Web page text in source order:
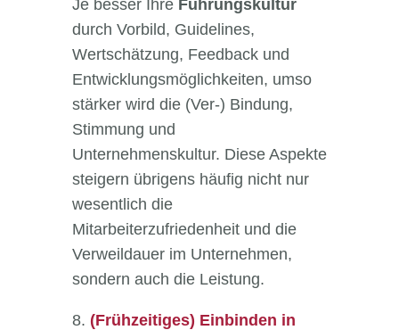
Je besser Ihre Führungskultur
durch Vorbild, Guidelines,
Wertschätzung, Feedback und
Entwicklungsmöglichkeiten, umso
stärker wird die (Ver-) Bindung,
Stimmung und
Unternehmenskultur. Diese Aspekte
steigern übrigens häufig nicht nur
wesentlich die
Mitarbeiterzufriedenheit und die
Verweildauer im Unternehmen,
sondern auch die Leistung.
8. (Frühzeitiges) Einbinden in